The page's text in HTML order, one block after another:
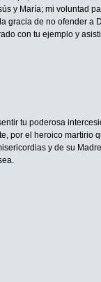
y María; mi voluntad
gracia de no ofender a
con tu ejemplo y
tu poderosa
por el heroico martirio
y de su